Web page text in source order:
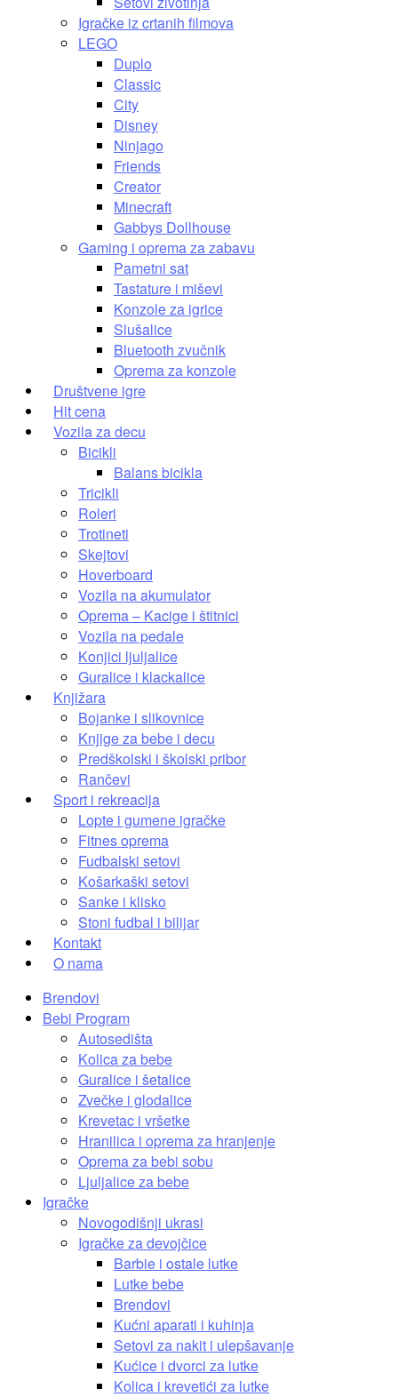
Igračke iz crtanih filmova
LEGO
Duplo
Classic
City
Disney
Ninjago
Friends
Creator
Minecraft
Gabbys Dollhouse
Gaming i oprema za zabavu
Pametni sat
Tastature i miševi
Konzole za igrice
Slušalice
Bluetooth zvučnik
Oprema za konzole
Društvene igre
Hit cena
Vozila za decu
Bicikli
Balans bicikla
Tricikli
Roleri
Trotineti
Skejtovi
Hoverboard
Vozila na akumulator
Oprema – Kacige i štitnici
Vozila na pedale
Konjici ljuljalice
Guralice i klackalice
Knjižara
Bojanke i slikovnice
Knjige za bebe i decu
Predškolski i školski pribor
Rančevi
Sport i rekreacija
Lopte i gumene igračke
Fitnes oprema
Fudbalski setovi
Košarkaški setovi
Sanke i klisko
Stoni fudbal i bilijar
Kontakt
O nama
Brendovi
Bebi Program
Autosedišta
Kolica za bebe
Guralice i šetalice
Zvečke i glodalice
Krevetac i vršetke
Hranilica i oprema za hranjenje
Oprema za bebi sobu
Ljuljalice za bebe
Igračke
Novogodišnji ukrasi
Igračke za devojčice
Barbie i ostale lutke
Lutke bebe
Brendovi
Kućni aparati i kuhinja
Setovi za nakit i ulepšavanje
Kućice i dvorci za lutke
Kolica i krevetići za lutke